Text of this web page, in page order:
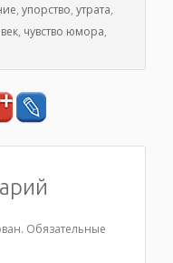
, упорство, утрата,
, чувство юмора,
Обязательные